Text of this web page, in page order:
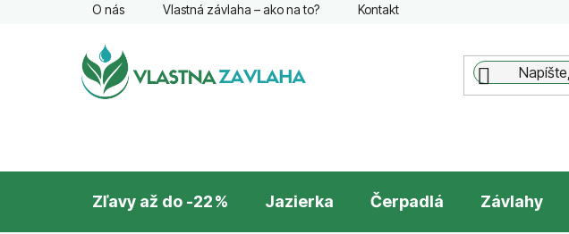
O nás Vlastná závlaha – ako na to? Kontakt
Zľavy až do -22 % Jazierka Čerpadlá Závlahy